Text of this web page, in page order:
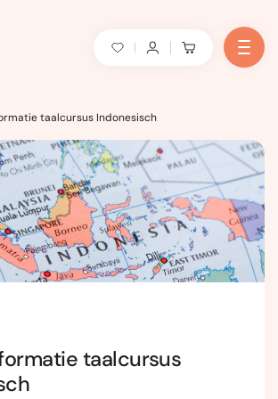
taalcursus Indonesisch
taalcursus